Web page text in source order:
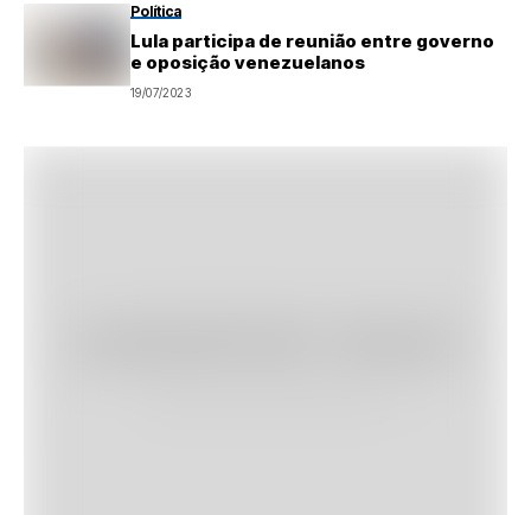
Política
Lula participa de reunião entre governo
e oposição venezuelanos
19/07/2023